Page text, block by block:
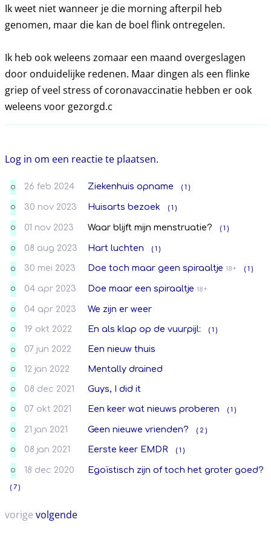
Ik weet niet wanneer je die morning afterpil heb
genomen, maar die kan de boel flink ontregelen.
Ik heb ook weleens zomaar een maand overgeslagen
door onduidelijke redenen. Maar dingen als een flinke
griep of veel stress of coronavaccinatie hebben er ook
weleens voor gezorgd.c
Log in om een reactie te plaatsen.
O 26 feb 2024 Ziekenhuis opname ( 1 )
O 30 nov 2023 Huisarts bezoek ( 1 )
O 01 nov 2023 Waar blijft mijn menstruatie? ( 1 )
O 08 aug 2023 Hart luchten ( 1 )
O 30 mei 2023 Doe toch maar geen spiraaltje 18+ ( 1 )
O 04 apr 2023 Doe maar een spiraaltje 18+
O 04 apr 2023 We zijn er weer
O 19 okt 2022 En als klap op de vuurpijl: ( 1 )
O 07 jun 2022 Een nieuw thuis
O 12 jan 2022 Mentally drained
O 08 dec 2021 Guys, I did it
O 07 okt 2021 Een keer wat nieuws proberen ( 1 )
O 21 jan 2021 Geen nieuwe vrienden? ( 2 )
O 08 jan 2021 Eerste keer EMDR ( 1 )
O 18 dec 2020 Egoïstisch zijn of toch het groter goed?
( 7 )
vorige volgende